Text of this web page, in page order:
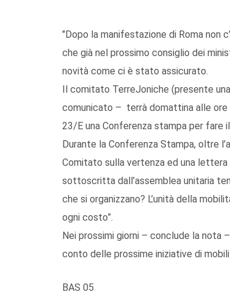
"Dopo la manifestazione di Roma non
che già nel prossimo consiglio dei
novità come ci è stato assicurato.
Il comitato TerreJoniche (presente
comunicato – terrà domattina alle ore
23/E una Conferenza stampa per fare
Durante la Conferenza Stampa, oltre
Comitato sulla vertenza ed una
sottoscritta dall’assemblea unitaria
che si organizzano? L’unità della
ogni costo”.
Nei prossimi giorni – conclude la nota
conto delle prossime iniziative di
BAS 05